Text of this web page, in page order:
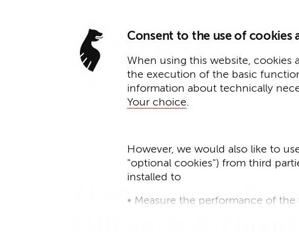
Consent to the use of cookies
When using this website, cookies
the execution of the basic
information about technically
Your choice.
However, we would also like to
"optional cookies") from third
installed to
• Measure the performance of the
2. März 2026
YPOG berät EIC